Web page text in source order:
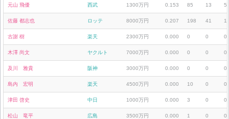
元山 飛優 西武 1300万円 0.153 85 13 5
佐藤 都志也 ロッテ 8000万円 0.207 198 41
古謝 樹 楽天 2300万円 0.000 0 0 0
木澤 尚文 ヤクルト 7000万円 0.000 0 0 0
及川 雅貴 阪神 3000万円 0.000 0 0 0
島内 宏明 楽天 4500万円 0.000 10 0 0
津田 啓史 中日 1000万円 0.000 3 0 0
松山 竜平 広島 3500万円 0.000 1 0 0